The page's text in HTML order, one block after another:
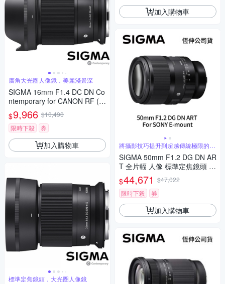
廣角大光圈人像鏡，美麗淺景深
SIGMA 16mm F1.4 DC DN Co
ntemporary for CANON RF (公
司貨) 廣角大光圈定焦鏡 人像
鏡 APS-C 無反微單眼專用鏡頭
$9,966 $10,490
限時下殺
券
加入購物車
標準定焦鏡頭，大光圈人像鏡
加入購物車
將攝影技巧提升到超越傳統極限的水
準
SIGMA 50mm F1.2 DG DN AR
T 全片幅 人像 標準定焦鏡頭 F
or SONY E-mount (公司貨)
$44,671 $47,022
限時下殺
券
加入購物車